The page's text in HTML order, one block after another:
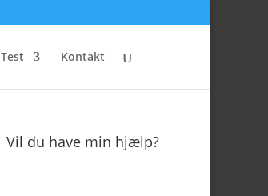
Test Kontakt
Vil du have min hjælp?